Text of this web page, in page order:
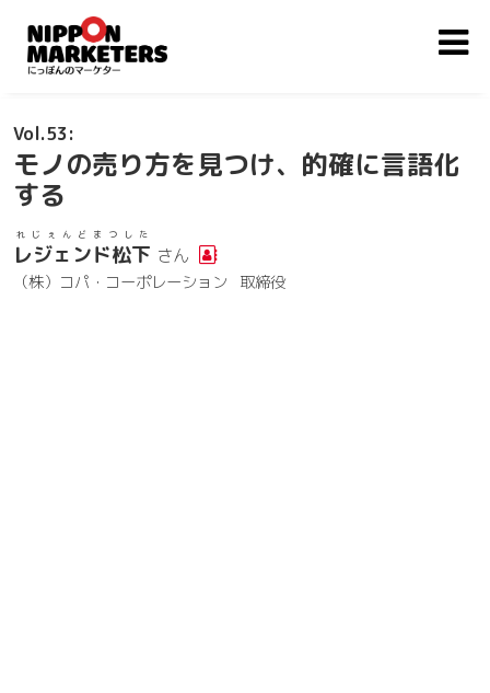
53
モノの売り方を見つけ、的確に言語化
する
レジェンド松下
れじぇんどまつした
さん
（株）コパ・コーポレーション 取締役